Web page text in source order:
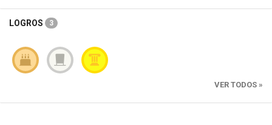
LOGROS 3
VER TODOS »